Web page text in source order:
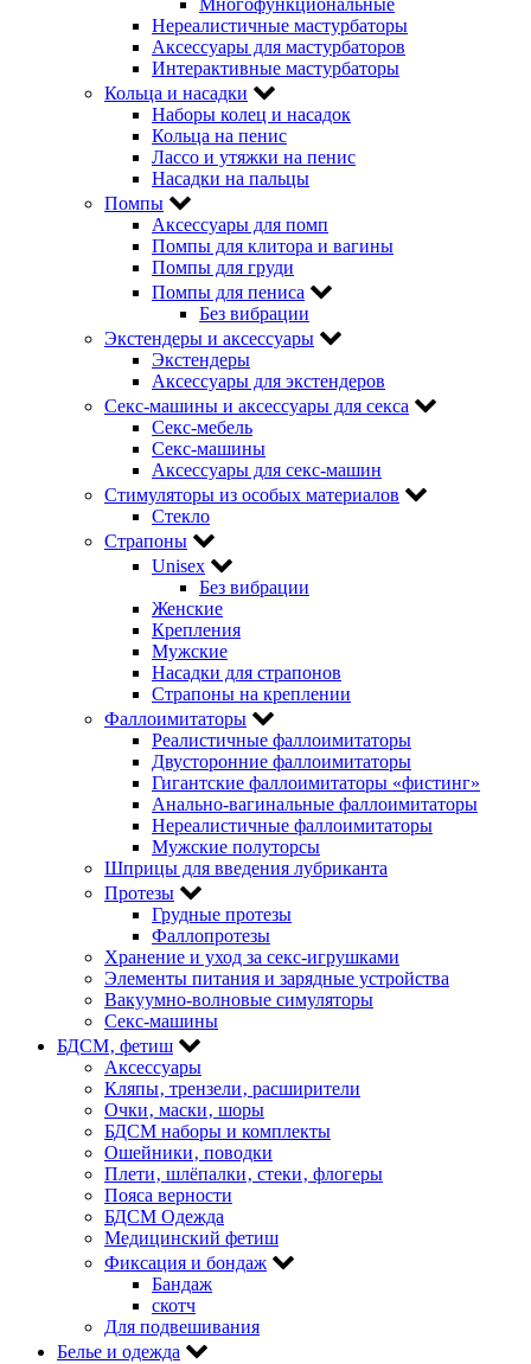
Многофункциональные
Нереалистичные мастурбаторы
Аксессуары для мастурбаторов
Интерактивные мастурбаторы
Кольца и насадки
Наборы колец и насадок
Кольца на пенис
Лассо и утяжки на пенис
Насадки на пальцы
Помпы
Аксессуары для помп
Помпы для клитора и вагины
Помпы для груди
Помпы для пениса
Без вибрации
Экстендеры и аксессуары
Экстендеры
Аксессуары для экстендеров
Секс-машины и аксессуары для секса
Секс-мебель
Секс-машины
Аксессуары для секс-машин
Стимуляторы из особых материалов
Стекло
Страпоны
Unisex
Без вибрации
Женские
Крепления
Мужские
Насадки для страпонов
Страпоны на креплении
Фаллоимитаторы
Реалистичные фаллоимитаторы
Двусторонние фаллоимитаторы
Гигантские фаллоимитаторы «фистинг»
Анально-вагинальные фаллоимитаторы
Нереалистичные фаллоимитаторы
Мужские полуторсы
Шприцы для введения лубриканта
Протезы
Грудные протезы
Фаллопротезы
Хранение и уход за секс-игрушками
Элементы питания и зарядные устройства
Вакуумно-волновые симуляторы
Секс-машины
БДСМ‚ фетиш
Аксессуары
Кляпы‚ трензели‚ расширители
Очки‚ маски‚ шоры
БДСМ наборы и комплекты
Ошейники‚ поводки
Плети‚ шлёпалки‚ стеки‚ флогеры
Пояса верности
БДСМ Одежда
Медицинский фетиш
Фиксация и бондаж
Бандаж
скотч
Для подвешивания
Белье и одежда